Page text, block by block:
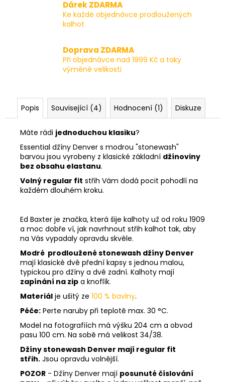
Dárek ZDARMA
Ke každé objednávce prodloužených
kalhot
Doprava ZDARMA
Při objednávce nad 1999 Kč a taky
výměně velikosti
Popis Související (4) Hodnocení (1) Diskuze
Máte rádi jednoduchou klasiku?
Essential džíny Denver s modrou "stonewash"
barvou jsou vyrobeny z klasické základní džínoviny
bez obsahu elastanu.
Volný regular fit střih Vám dodá pocit pohodlí na
každém dlouhém kroku.
Ed Baxter je značka, která šije kalhoty už od roku 1909
a moc dobře ví, jak navrhnout střih kalhot tak, aby
na Vás vypadaly opravdu skvěle.
Modré prodloužené stonewash džíny Denver
mají klasické dvě přední kapsy s jednou malou,
typickou pro džíny a dvě zadní. Kalhoty mají
zapínání na zip a knoflík.
Materiál je ušitý ze 100 % bavlny.
Péče: Perte naruby při teplotě max. 30 °C.
Model na fotografiích má výšku 204 cm a obvod
pasu 100 cm. Na sobě má velikost 34/38.
Džíny stonewash Denver mají regular fit
střih. Jsou opravdu volnější.
POZOR - Džíny Denver mají posunuté číslování